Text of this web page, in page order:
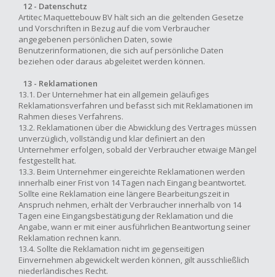
12 - Datenschutz
Artitec Maquettebouw BV hält sich an die geltenden Gesetze
und Vorschriften in Bezug auf die vom Verbraucher
angegebenen persönlichen Daten, sowie
Benutzerinformationen, die sich auf persönliche Daten
beziehen oder daraus abgeleitet werden können.
13 - Reklamationen
13.1. Der Unternehmer hat ein allgemein geläufiges
Reklamationsverfahren und befasst sich mit Reklamationen im
Rahmen dieses Verfahrens.
13.2. Reklamationen über die Abwicklung des Vertrages müssen
unverzüglich, vollständig und klar definiert an den
Unternehmer erfolgen, sobald der Verbraucher etwaige Mängel
festgestellt hat.
13.3. Beim Unternehmer eingereichte Reklamationen werden
innerhalb einer Frist von 14 Tagen nach Eingang beantwortet.
Sollte eine Reklamation eine längere Bearbeitungszeit in
Anspruch nehmen, erhält der Verbraucher innerhalb von 14
Tagen eine Eingangsbestätigung der Reklamation und die
Angabe, wann er mit einer ausführlichen Beantwortung seiner
Reklamation rechnen kann.
13.4. Sollte die Reklamation nicht im gegenseitigen
Einvernehmen abgewickelt werden können, gilt ausschließlich
niederländisches Recht.